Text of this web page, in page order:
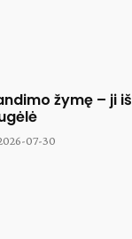
žymę – ji
07-30